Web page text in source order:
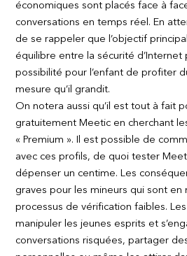
économiques sont placés face à
conversations en temps réel. En
de se rappeler que l’objectif
équilibre entre la sécurité d’Internet
possibilité pour l’enfant de profiter
mesure qu’il grandit.
On notera aussi qu’il est tout à fait
gratuitement Meetic en cherchant
« Premium ». Il est possible de
avec ces profils, de quoi tester
dépenser un centime. Les
graves pour les mineurs qui sont en
processus de vérification faibles.
manipuler les jeunes esprits et
conversations risquées, partager